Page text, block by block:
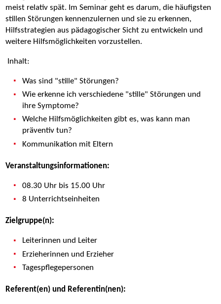
meist relativ spät. Im Seminar geht es darum, die häufigsten
stillen Störungen kennenzulernen und sie zu erkennen,
Hilfsstrategien aus pädagogischer Sicht zu entwickeln und
weitere Hilfsmöglichkeiten vorzustellen.
Inhalt:
Was sind "stille" Störungen?
Wie erkenne ich verschiedene "stille" Störungen und
ihre Symptome?
Welche Hilfsmöglichkeiten gibt es, was kann man
präventiv tun?
Kommunikation mit Eltern
Veranstaltungsinformationen:
08.30 Uhr bis 15.00 Uhr
8 Unterrichtseinheiten
Zielgruppe(n):
Leiterinnen und Leiter
Erzieherinnen und Erzieher
Tagespflegepersonen
Referent(en) und Referentin(nen):